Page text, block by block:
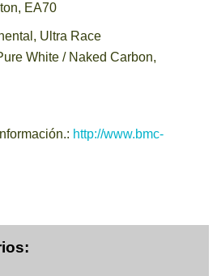
EA70
Ultra Race
White / Naked Carbon,
http://www.bmc-